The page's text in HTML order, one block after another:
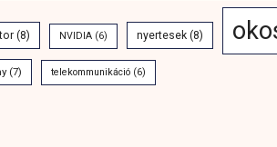
(8) NVIDIA (6) nyertesek (8)
(7) telekommunikáció (6)